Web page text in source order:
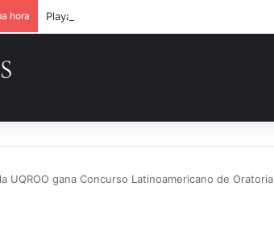
hora
UQROO gana Concurso Latinoamericano de Oratoria